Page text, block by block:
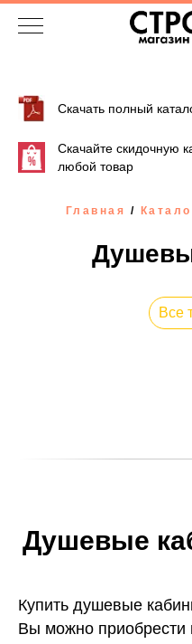
Скачать полный
Скачайте скидочную
любой товар
Главная /
Все
Душевые
Купить душевые
Вы можно приобрести